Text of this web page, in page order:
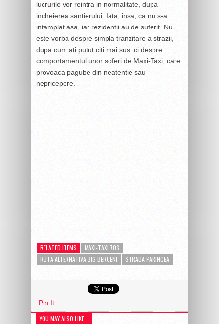
lucrurile vor reintra in normalitate, dupa
incheierea santierului. Iata, insa, ca nu s-a
intamplat asa, iar rezidentii au de suferit. Nu
este vorba despre simpla tranzitare a strazii,
dupa cum ati putut citi mai sus, ci despre
comportamentul unor soferi de Maxi-Taxi, care
provoaca pagube din neatentie sau
nepricepere.
RELATED ITEMS
MAXI-TAXI 703
RUTA ALTERNATIVA BIG BERCENI
STRADA PARINCEA
Pin It
YOU MAY ALSO LIKE...